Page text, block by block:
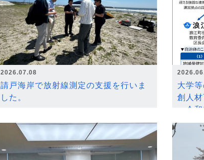
2026.07.08
請戸海岸で放射線測定の支援を行いま
した。
大学
創人
～令